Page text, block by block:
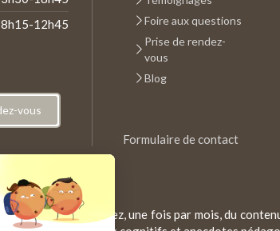
8h15-12h45
vous
Foire aux questions
Prise de rendez-
vous
Blog
Formulaire de contact
la newsletter
à la newsletter, recevez, une fois par mois, du